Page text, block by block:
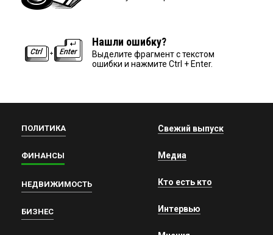
Нашли ошибку?
Выделите фрагмент с текстом
ошибки и нажмите Ctrl + Enter.
ПОЛИТИКА
ФИНАНСЫ
НЕДВИЖИМОСТЬ
БИЗНЕС
Свежий выпуск
Медиа
Кто есть кто
Интервью